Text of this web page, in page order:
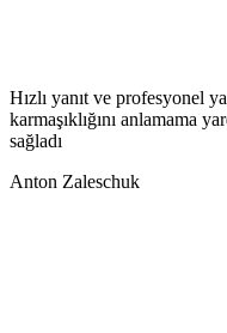
Hızlı yanıt ve profesyonel
karmaşıklığını anlamama
sağladı
Anton Zaleschuk